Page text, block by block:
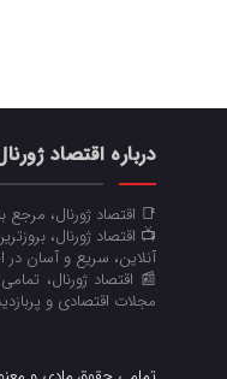
درباره اقتصاد
📑 اقتصاد ژورنال،
📺 اقتصاد ژورنال،
آنلاین، سریع و آسان در
📰 اقتصاد ژورنال،
مجلات اقتصادی و